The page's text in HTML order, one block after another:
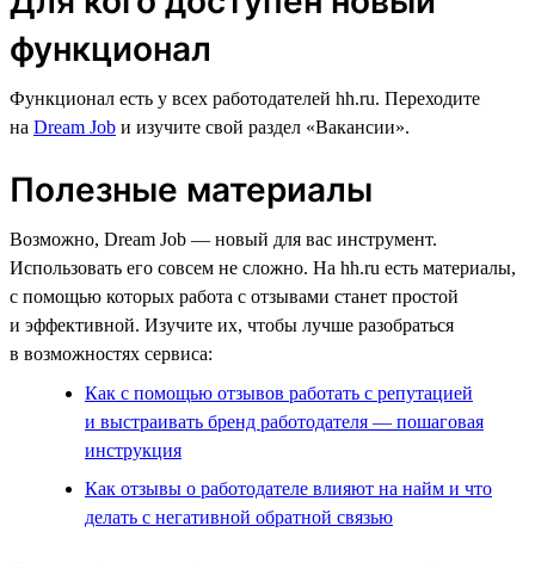
функционал
Функционал есть у всех работодателей hh.ru. Переходите
на Dream Job и изучите свой раздел «Вакансии».
Полезные материалы
Возможно, Dream Job — новый для вас инструмент.
Использовать его совсем не сложно. На hh.ru есть материалы,
с помощью которых работа с отзывами станет простой
и эффективной. Изучите их, чтобы лучше разобраться
в возможностях сервиса:
Как с помощью отзывов работать с репутацией
и выстраивать бренд работодателя — пошаговая
инструкция
Как отзывы о работодателе влияют на найм и что
делать с негативной обратной связью